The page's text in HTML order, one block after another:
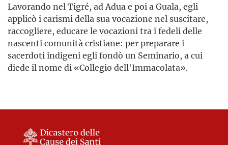
Lavorando nel Tigré, ad Adua e poi a Guala, egli
applicò i carismi della sua vocazione nel suscitare,
raccogliere, educare le vocazioni tra i fedeli delle
nascenti comunità cristiane: per preparare i
sacerdoti indigeni egli fondò un Seminario, a cui
diede il nome di «Collegio dell'Immacolata».